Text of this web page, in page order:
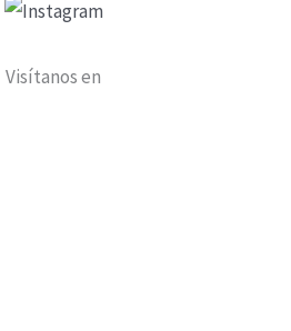
Visítanos en